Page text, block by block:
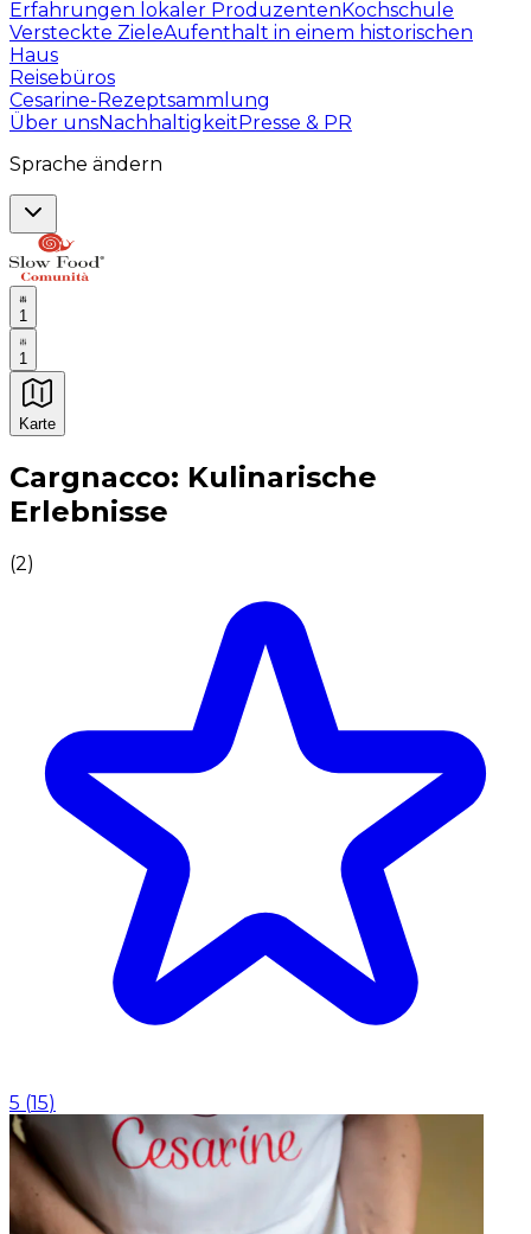
Erfahrungen lokaler ProduzentenKochschule
Versteckte ZieleAufenthalt in einem historischen
Haus
Reisebüros
Cesarine-Rezeptsammlung
Über unsNachhaltigkeitPresse & PR
Sprache ändern
1
1
Karte
Unvergessliche kulinarische Erlebnisse:
Cargnacco: Kulinarische
Erlebnisse
(2)
5 (15)